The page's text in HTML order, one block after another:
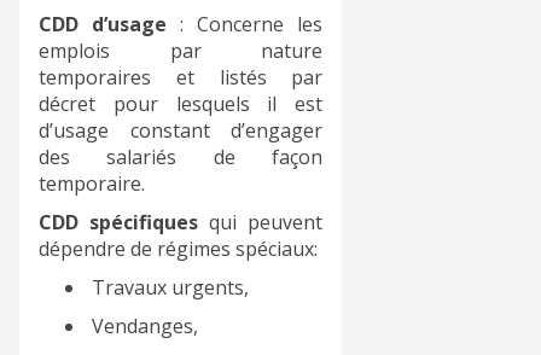
CDD d’usage: Concerne les
emplois par nature
temporaires et listés par
décret pour lesquels il est
d’usage constant d’engager
des salariés de façon
temporaire.
CDD spécifiques qui peuvent
dépendre de régimes spéciaux:
Travaux urgents,
Vendanges,